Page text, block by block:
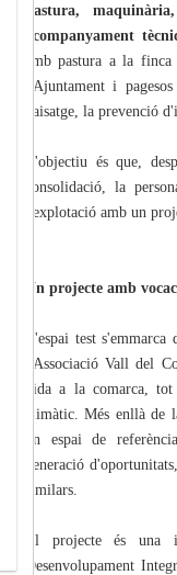
pastura,
acompanyament
amb pastura a la
l'Ajuntament i
paisatge, la prevenció
L'objectiu és que,
consolidació, la
l'explotació amb un
Un projecte amb
L'espai test
l'Associació Vall del
vida a la comarca,
climàtic. Més enllà
un espai de
generació
similars.
El projecte és una
Desenvolupament